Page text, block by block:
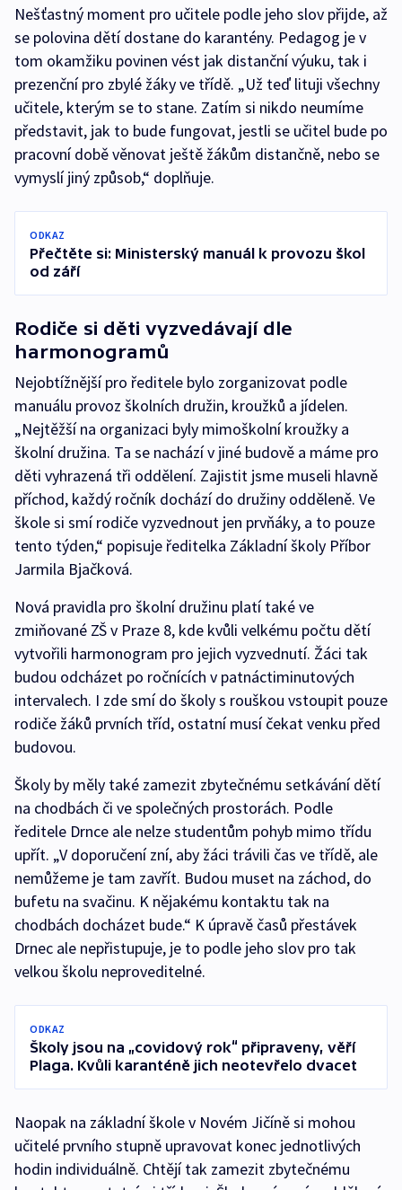
Nešťastný moment pro učitele podle jeho slov přijde, až
se polovina dětí dostane do karantény. Pedagog je v
tom okamžiku povinen vést jak distanční výuku, tak i
prezenční pro zbylé žáky ve třídě. „Už teď lituji všechny
učitele, kterým se to stane. Zatím si nikdo neumíme
představit, jak to bude fungovat, jestli se učitel bude po
pracovní době věnovat ještě žákům distančně, nebo se
vymyslí jiný způsob,“ doplňuje.
ODKAZ
Přečtěte si: Ministerský manuál k provozu škol
od září
Rodiče si děti vyzvedávají dle
harmonogramů
Nejobtížnější pro ředitele bylo zorganizovat podle
manuálu provoz školních družin, kroužků a jídelen.
„Nejtěžší na organizaci byly mimoškolní kroužky a
školní družina. Ta se nachází v jiné budově a máme pro
děti vyhrazená tři oddělení. Zajistit jsme museli hlavně
příchod, každý ročník dochází do družiny odděleně. Ve
škole si smí rodiče vyzvednout jen prvňáky, a to pouze
tento týden,“ popisuje ředitelka Základní školy Příbor
Jarmila Bjačková.
Nová pravidla pro školní družinu platí také ve
zmiňované ZŠ v Praze 8, kde kvůli velkému počtu dětí
vytvořili harmonogram pro jejich vyzvednutí. Žáci tak
budou odcházet po ročnících v patnáctiminutových
intervalech. I zde smí do školy s rouškou vstoupit pouze
rodiče žáků prvních tříd, ostatní musí čekat venku před
budovou.
Školy by měly také zamezit zbytečnému setkávání dětí
na chodbách či ve společných prostorách. Podle
ředitele Drnce ale nelze studentům pohyb mimo třídu
upřít. „V doporučení zní, aby žáci trávili čas ve třídě, ale
nemůžeme je tam zavřít. Budou muset na záchod, do
bufetu na svačinu. K nějakému kontaktu tak na
chodbách docházet bude.“ K úpravě časů přestávek
Drnec ale nepřistupuje, je to podle jeho slov pro tak
velkou školu neproveditelné.
ODKAZ
Školy jsou na „covidový rok“ připraveny, věří
Plaga. Kvůli karanténě jich neotevřelo dvacet
Naopak na základní škole v Novém Jičíně si mohou
učitelé prvního stupně upravovat konec jednotlivých
hodin individuálně. Chtějí tak zamezit zbytečnému